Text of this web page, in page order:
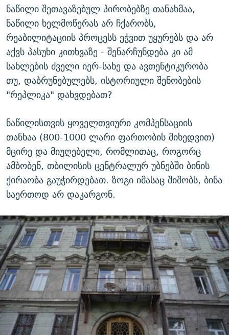
ნაწილი შეთავაზებულ პირობებზე თანახმაა,
ნაწილი ხელმოწერას არ ჩქარობს,
რეაბილიტაციის პროცესს ეჭვით უყურებს და არ
აქვს პასუხი კითხვაზე - შენარჩუნდება კი ამ
სახლების ძველი იერ-სახე და ავთენტიკურობა
თუ, დაბრუნებულებს, ისტორიული შენობების
"რეპლიკა" დახვდებათ?
ნაწილისთვის ყოველთვიური კომპენსაციის
თანხაა (800-1000 ლარი ფართობის მიხედვით)
მცირე და მიუღებელი, რომლითაც, როგორც
ამბობენ, თბილისის ცენტრალურ უბნებში ბინის
ქირაობა გაუჭირდებათ. ზოგი იმასაც შიშობს, ბინა
საერთოდ არ დაკარგონ.